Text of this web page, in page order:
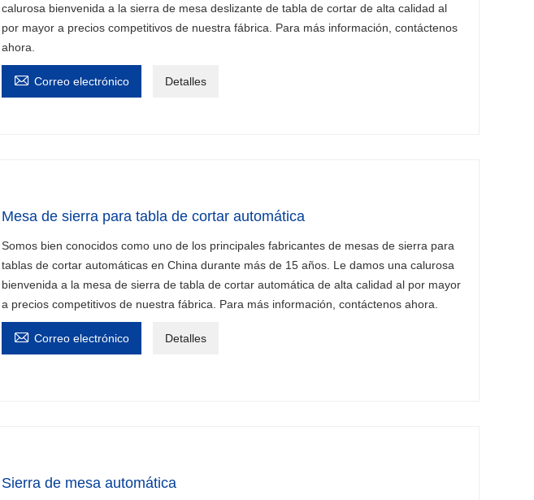
calurosa bienvenida a la sierra de mesa deslizante de tabla de cortar de alta calidad al
por mayor a precios competitivos de nuestra fábrica. Para más información, contáctenos
ahora.
 Correo electrónico Detalles
Mesa de sierra para tabla de cortar automática
Somos bien conocidos como uno de los principales fabricantes de mesas de sierra para
tablas de cortar automáticas en China durante más de 15 años. Le damos una calurosa
bienvenida a la mesa de sierra de tabla de cortar automática de alta calidad al por mayor
a precios competitivos de nuestra fábrica. Para más información, contáctenos ahora.
 Correo electrónico Detalles
Sierra de mesa automática